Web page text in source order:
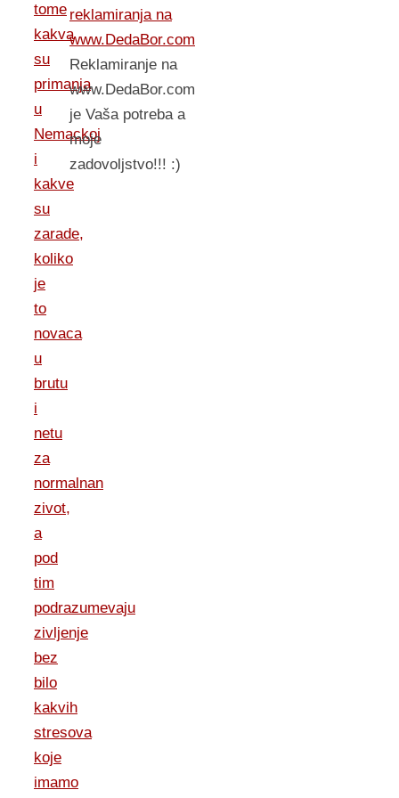
tome
kakva
su
primanja
u
Nemackoj
i
kakve
su
zarade,
koliko
je
to
novaca
u
brutu
i
netu
za
normalnan
zivot,
a
pod
tim
podrazumevaju
zivljenje
bez
bilo
kakvih
stresova
koje
imamo
reklamiranja na
www.DedaBor.com
Reklamiranje na
www.DedaBor.com
je Vaša potreba a
moje
zadovoljstvo!!! :)